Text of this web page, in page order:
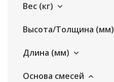
Вес (кг)
Высота/Толщина (мм)
Длина (мм)
Основа смесей